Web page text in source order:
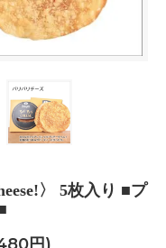
〉 5枚入り ■プ